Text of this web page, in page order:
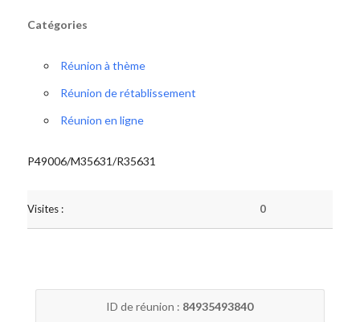
Catégories
Réunion à thème
Réunion de rétablissement
Réunion en ligne
P49006/M35631/R35631
Visites : 0
ID de réunion : 84935493840